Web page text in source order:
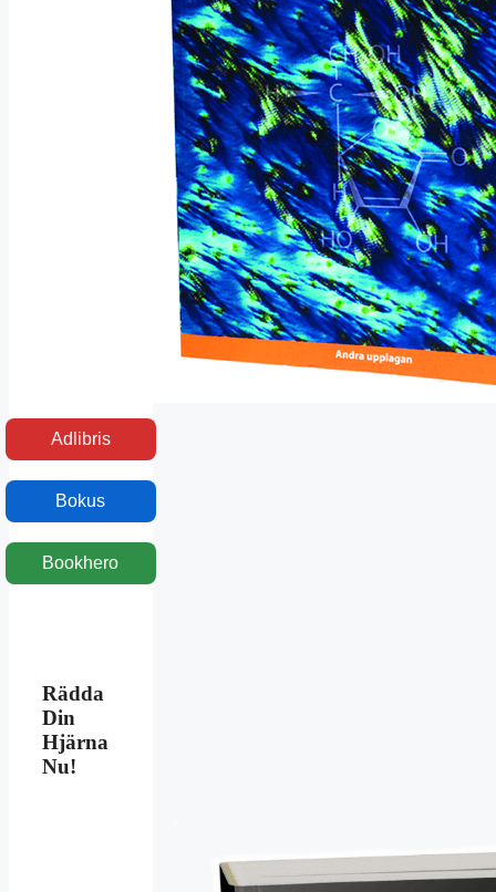
Adlibris
Bokus
Bookhero
Rädda
Din
Hjärna
Nu!